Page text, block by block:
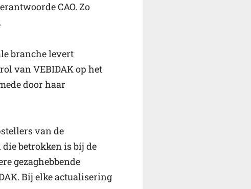
CAO. Zo
branche levert
van VEBIDAK op het
door haar
van de
betrokken is bij de
gezaghebbende
Bij elke actualisering